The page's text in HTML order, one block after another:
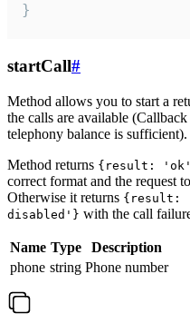
}
startCall#
Method allows you to start a
the calls are available
telephony balance is sufficient).
Method returns {result:
correct format and the request
Otherwise it returns {result:
disabled'} with the call
Name Type
Description
phone string Phone number